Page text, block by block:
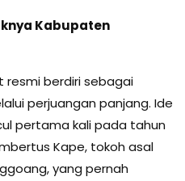
Kabupaten
resmi berdiri sebagai
perjuangan panjang. Ide
pertama kali pada tahun
Kape, tokoh asal
yang pernah